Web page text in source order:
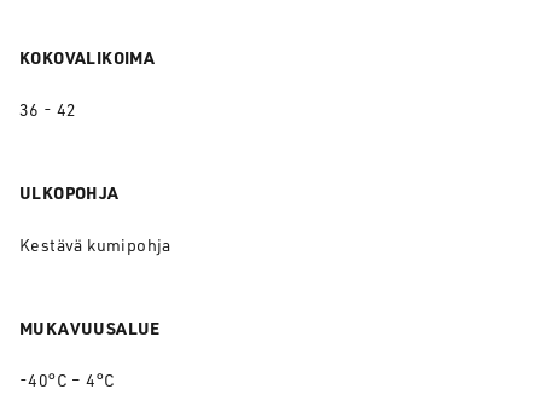
KOKOVALIKOIMA
36 - 42
ULKOPOHJA
Kestävä kumipohja
MUKAVUUSALUE
-40°C – 4°C